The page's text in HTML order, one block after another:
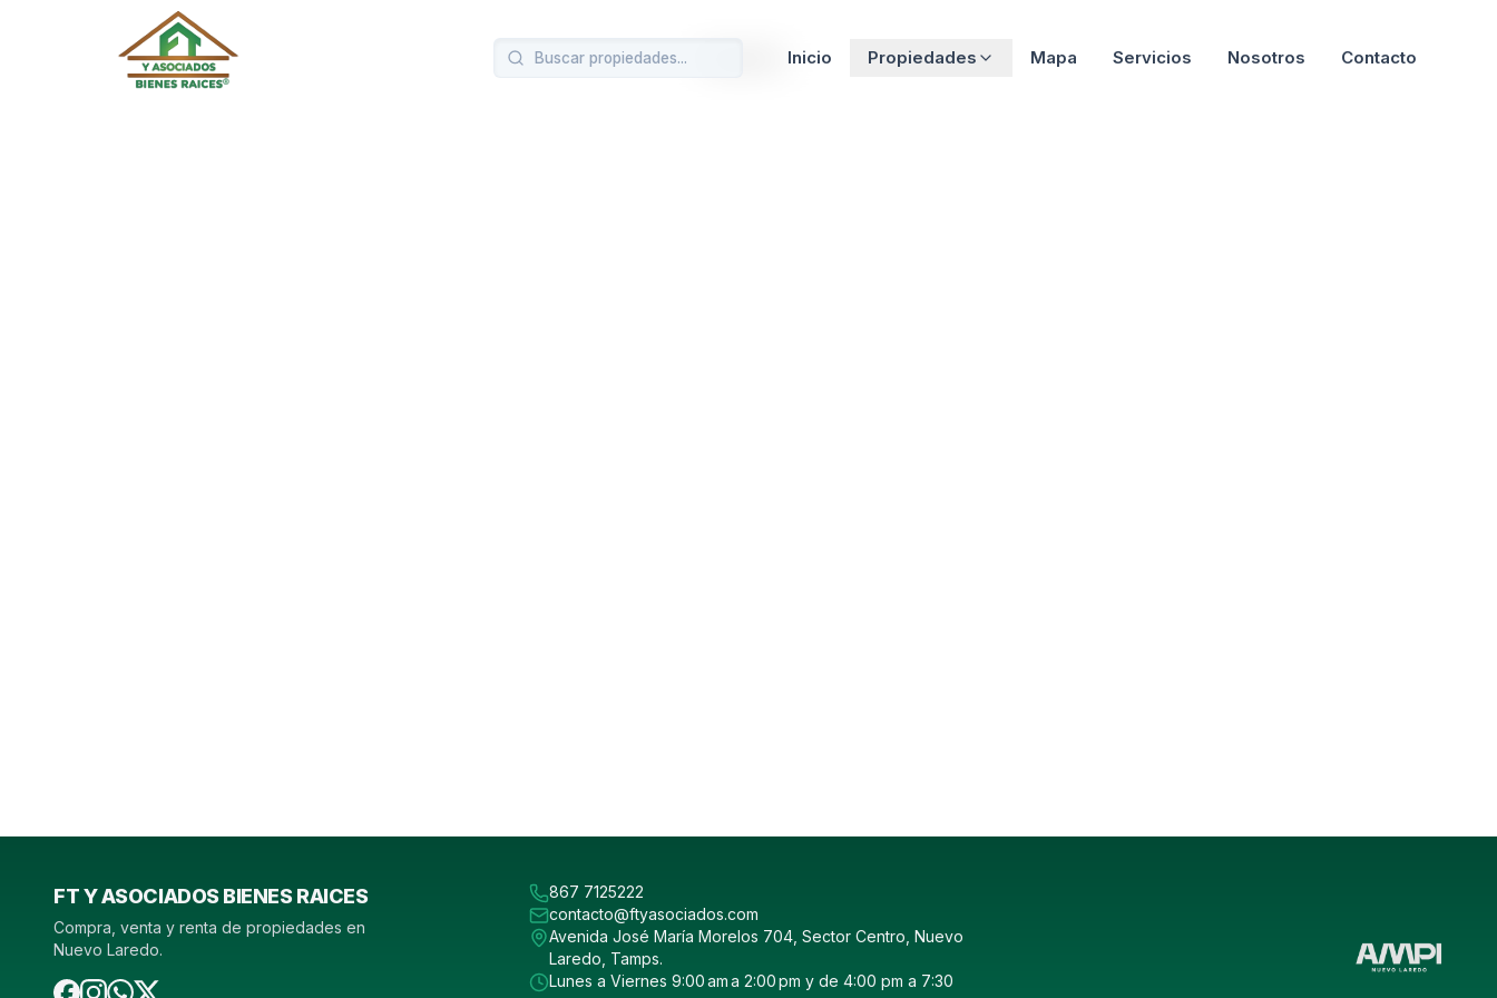
Inicio Propiedades Mapa Servicios Nosotros Contacto
Cargando…
FT Y ASOCIADOS BIENES RAICES
Compra, venta y renta de propiedades en
Nuevo Laredo.
867 7125222
contacto@ftyasociados.com
Avenida José María Morelos 704, Sector Centro, Nuevo
Laredo, Tamps.
Lunes a Viernes 9:00 am a 2:00 pm y de 4:00 pm a 7:30